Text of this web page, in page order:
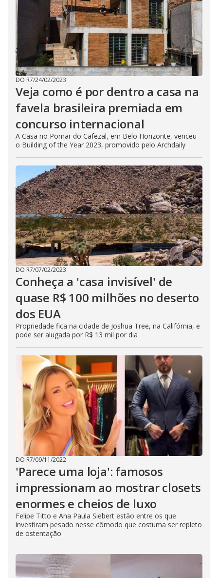
DO R7/24/02/2023
Veja como é por dentro a casa na
favela brasileira premiada em
concurso internacional
A Casa no Pomar do Cafezal, em Belo Horizonte, venceu
o Building of the Year 2023, promovido pelo Archdaily
DO R7/07/02/2023
Conheça a 'casa invisível' de
quase R$ 100 milhões no deserto
dos EUA
Propriedade fica na cidade de Joshua Tree, na Califórnia, e
pode ser alugada por R$ 13 mil por dia
DO R7/09/11/2022
'Parece uma loja': famosos
impressionam ao mostrar closets
enormes e cheios de luxo
Felipe Titto e Ana Paula Siebert estão entre os que
investiram pesado nesse cômodo que costuma ser repleto
de ostentação